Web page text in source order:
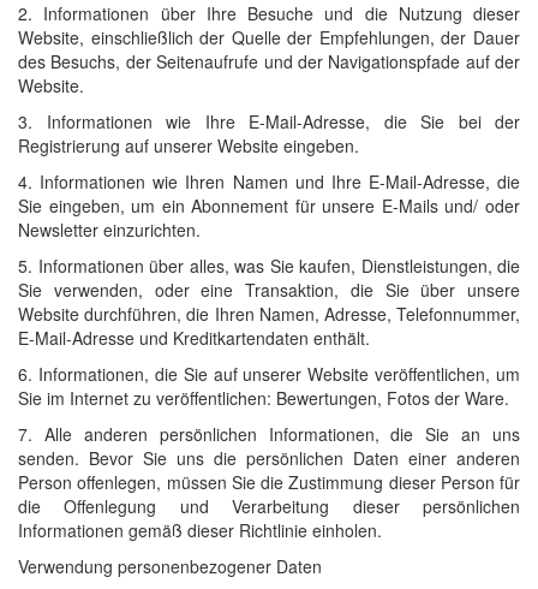
2. Informationen über Ihre Besuche und die Nutzung dieser
Website, einschließlich der Quelle der Empfehlungen, der Dauer
des Besuchs, der Seitenaufrufe und der Navigationspfade auf der
Website.
3. Informationen wie Ihre E-Mail-Adresse, die Sie bei der
Registrierung auf unserer Website eingeben.
4. Informationen wie Ihren Namen und Ihre E-Mail-Adresse, die
Sie eingeben, um ein Abonnement für unsere E-Mails und/ oder
Newsletter einzurichten.
5. Informationen über alles, was Sie kaufen, Dienstleistungen, die
Sie verwenden, oder eine Transaktion, die Sie über unsere
Website durchführen, die Ihren Namen, Adresse, Telefonnummer,
E-Mail-Adresse und Kreditkartendaten enthält.
6. Informationen, die Sie auf unserer Website veröffentlichen, um
Sie im Internet zu veröffentlichen: Bewertungen, Fotos der Ware.
7. Alle anderen persönlichen Informationen, die Sie an uns
senden. Bevor Sie uns die persönlichen Daten einer anderen
Person offenlegen, müssen Sie die Zustimmung dieser Person für
die Offenlegung und Verarbeitung dieser persönlichen
Informationen gemäß dieser Richtlinie einholen.
Verwendung personenbezogener Daten